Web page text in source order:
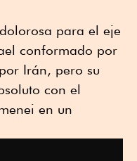
para el eje
conformado por
Irán, pero su
con el
en un